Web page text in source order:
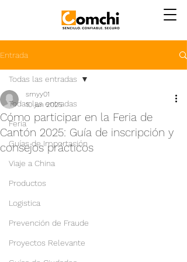
Entrada
Todas las entradas
Feria
Guías de Importación
Viaje a China
Productos
Logistica
Prevención de Fraude
Proyectos Relevante
Todas las entradas
Cómo participar en la Feria de
Cantón 2025: Guía de inscripción y
consejos prácticos
smyy01
10 jun 2025